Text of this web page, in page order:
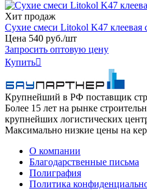
Хит продаж
Сухие смеси Litokol K47 клеевая
Цена 540 руб./шт
Запросить оптовую цену
Купить
Крупнейший в РФ поставщик
Более 15 лет на рынке
крупнейших логистических
Максимально низкие цены на
О компании
Благодарственные письма
Полиграфия
Политика